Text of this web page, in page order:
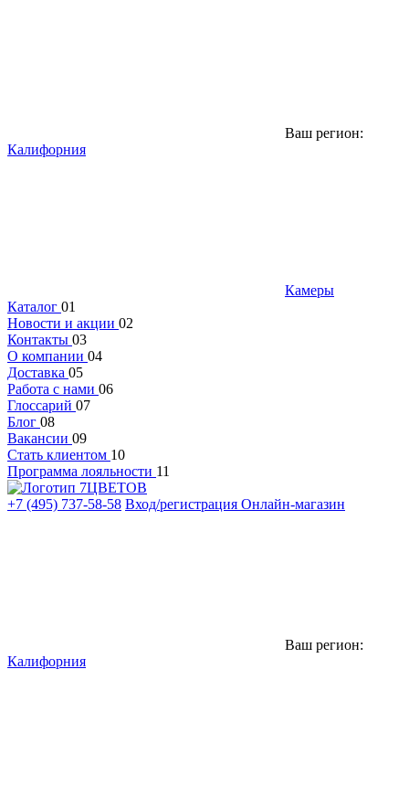
Ваш регион:
Калифорния
Камеры
Каталог 01
Новости и акции 02
Контакты 03
О компании 04
Доставка 05
Работа с нами 06
Глоссарий 07
Блог 08
Вакансии 09
Стать клиентом 10
Программа лояльности 11
+7 (495) 737-58-58 Вход/регистрация Онлайн-магазин
Ваш регион:
Калифорния